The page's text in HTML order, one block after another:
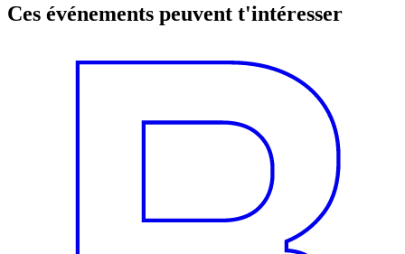
Ces événements peuvent t'intéresser